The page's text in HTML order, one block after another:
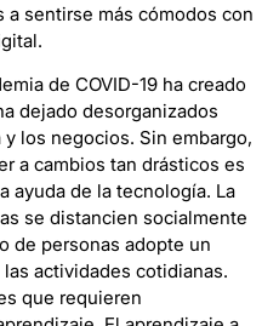
a sentirse más cómodos con
de COVID-19 ha creado
dejado desorganizados
los negocios. Sin embargo,
a cambios tan drásticos es
ayuda de la tecnología. La
se distancien socialmente
de personas adopte un
actividades cotidianas.
que requieren